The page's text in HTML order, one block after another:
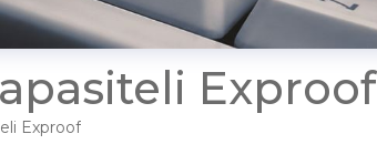
Exproof
Exproof